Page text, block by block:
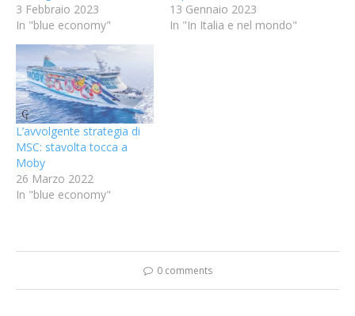
3 Febbraio 2023
In "blue economy"
13 Gennaio 2023
In "In Italia e nel mondo"
L’avvolgente strategia di
MSC: stavolta tocca a
Moby
26 Marzo 2022
In "blue economy"
0 comments